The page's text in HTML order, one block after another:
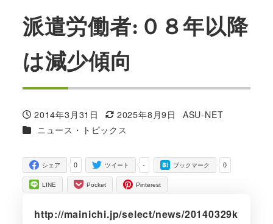
派遣労働者:０８年以降
は減少傾向
投稿日
2014年3月31日
更新日
2025年8月9日
著
ASU-NET
カテゴリー
ニュース・トピックス
0
シェア -
ツイート 0
ブックマーク
LINE Pocket Pinterest
http://mainichi.jp/select/news/20140329k